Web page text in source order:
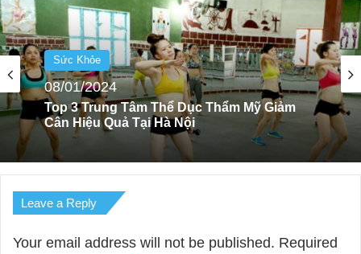
Sức Khỏe
06/08/2024
Top 5 Các Loại Hạt Giảm Cân, Giảm Mỡ Nên
Ăn
Leave a Reply
Your email address will not be published. Required